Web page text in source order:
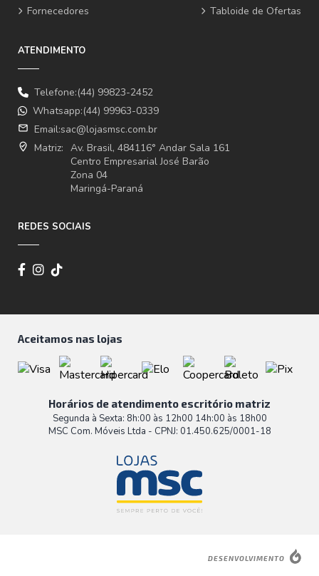
Fornecedores
Tabloide de Ofertas
ATENDIMENTO
Telefone:(44) 99823-2452
Whatsapp:(44) 99963-0339
email Email:sac@lojasmsc.com.br
where_to_vote Matriz: Av. Brasil, 484116° Andar Sala 161
Centro Empresarial José Barão
Zona 04
Maringá-Paraná
REDES SOCIAIS
Aceitamos nas lojas
Horários de atendimento escritório matriz
Segunda à Sexta: 8h:00 às 12h00 14h:00 às 18h00
MSC Com. Móveis Ltda - CPNJ: 01.450.625/0001-18
DESENVOLVIMENTO